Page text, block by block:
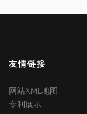
友情链接
网站XML地图
专利展示